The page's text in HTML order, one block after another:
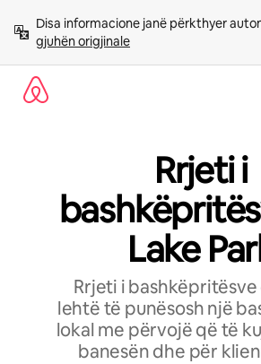
përmbajtja
Disa informacione janë përkthyer
gjuhën origjinale
Rrjeti i
Lake
Rrjeti i
lehtë të punësosh një
lokal me përvojë që të
banesën dhe për